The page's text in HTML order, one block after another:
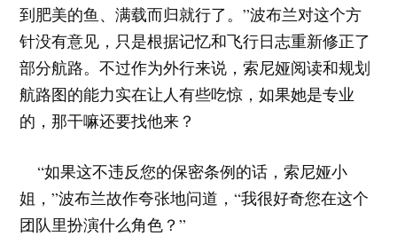
到肥美的鱼、满载而归就行了。”波布兰对这个方
针没有意见，只是根据记忆和飞行日志重新修正了
部分航路。不过作为外行来说，索尼娅阅读和规划
航路图的能力实在让人有些吃惊，如果她是专业
的，那干嘛还要找他来？
“如果这不违反您的保密条例的话，索尼娅小
姐，”波布兰故作夸张地问道，“我很好奇您在这个
团队里扮演什么角色？”